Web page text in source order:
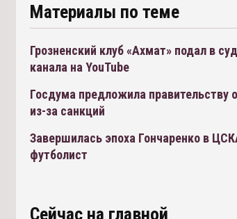
Материалы по теме
Грозненский клуб «Ахмат» подал в
канала на YouTube
Госдума предложила
из-за санкций
Завершилась эпоха Гончаренко в
футболист
Сейчас на главной